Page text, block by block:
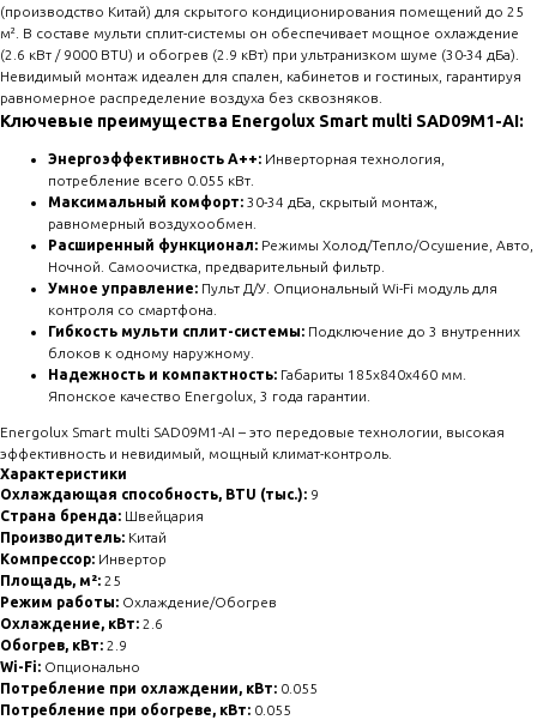
(производство Китай) для скрытого кондиционирования помещений до 25
м². В составе мульти сплит-системы он обеспечивает мощное охлаждение
(2.6 кВт / 9000 BTU) и обогрев (2.9 кВт) при ультранизком шуме (30-34 дБа).
Невидимый монтаж идеален для спален, кабинетов и гостиных, гарантируя
равномерное распределение воздуха без сквозняков.
Ключевые преимущества Energolux Smart multi SAD09M1-AI:
Энергоэффективность A++: Инверторная технология,
потребление всего 0.055 кВт.
Максимальный комфорт: 30-34 дБа, скрытый монтаж,
равномерный воздухообмен.
Расширенный функционал: Режимы Холод/Тепло/Осушение, Авто,
Ночной. Самоочистка, предварительный фильтр.
Умное управление: Пульт Д/У. Опциональный Wi-Fi модуль для
контроля со смартфона.
Гибкость мульти сплит-системы: Подключение до 3 внутренних
блоков к одному наружному.
Надежность и компактность: Габариты 185x840x460 мм.
Японское качество Energolux, 3 года гарантии.
Energolux Smart multi SAD09M1-AI – это передовые технологии, высокая
эффективность и невидимый, мощный климат-контроль.
Характеристики
Охлаждающая способность, BTU (тыс.): 9
Страна бренда: Швейцария
Производитель: Китай
Компрессор: Инвертор
Площадь, м²: 25
Режим работы: Охлаждение/Обогрев
Охлаждение, кВт: 2.6
Обогрев, кВт: 2.9
Wi-Fi: Опционально
Потребление при охлаждении, кВт: 0.055
Потребление при обогреве, кВт: 0.055